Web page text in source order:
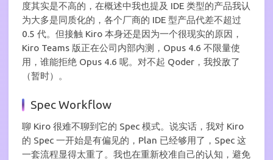
度其实是不高的，在概述中我也提及 IDE 类型的产品我认
为大多是同质化的，各个厂商的 IDE 型产品代差不超过
0.5 代。但接触 Kiro 本身还是因为一个很现实的原因，
Kiro Teams 版正在公司内部内测，Opus 4.6 不限量使
用，谁能拒绝 Opus 4.6 呢。对不起 Qoder，我投敌了
（暂时）。
Spec Workflow
聊 Kiro 很难不聊到它的 Spec 模式。说实话，我对 Kiro
的 Spec 一开始是有偏见的，Plan 已经够用了，Spec 这
一套流程显得太重了。我也在重新校准自己的认知，避免